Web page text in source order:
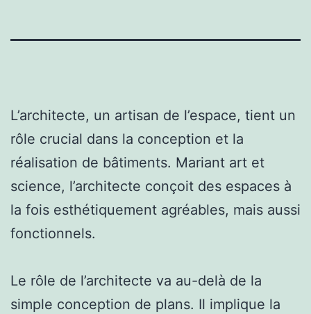
L’architecte, un artisan de l’espace, tient un
rôle crucial dans la conception et la
réalisation de bâtiments. Mariant art et
science, l’architecte conçoit des espaces à
la fois esthétiquement agréables, mais aussi
fonctionnels.
Le rôle de l’architecte va au-delà de la
simple conception de plans. Il implique la